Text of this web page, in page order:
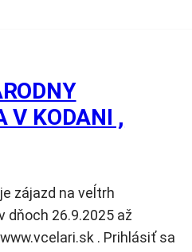
V KODANI ,
zájazd na veĺtrh
dňoch 26.9.2025 až
. Prihlásiť sa